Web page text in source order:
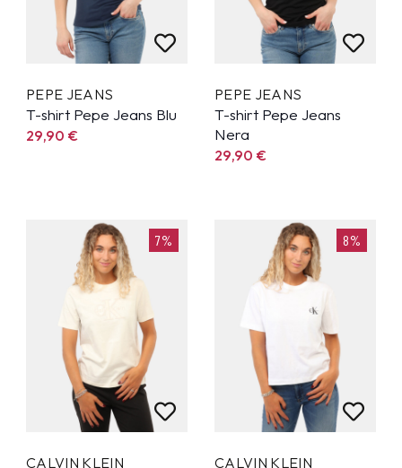
PEPE JEANS
T-shirt Pepe Jeans Blu
29,90€
PEPE JEANS
T-shirt Pepe Jeans
Nera
29,90€
7%
CALVIN KLEIN
8%
CALVIN KLEIN